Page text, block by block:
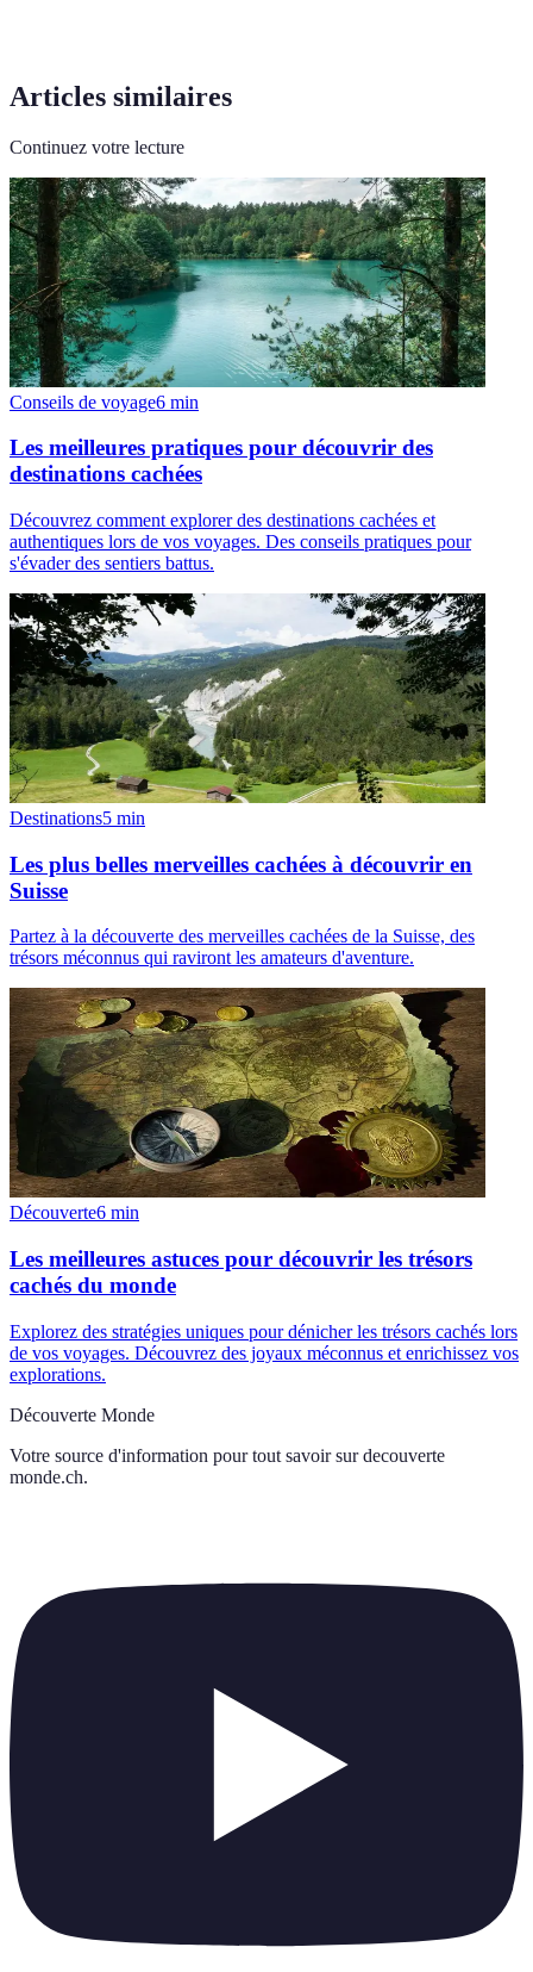
Articles similaires
Continuez votre lecture
Conseils de voyage6 min
Les meilleures pratiques pour découvrir des
destinations cachées
Découvrez comment explorer des destinations cachées et
authentiques lors de vos voyages. Des conseils pratiques pour
s'évader des sentiers battus.
Destinations5 min
Les plus belles merveilles cachées à découvrir en
Suisse
Partez à la découverte des merveilles cachées de la Suisse, des
trésors méconnus qui raviront les amateurs d'aventure.
Découverte6 min
Les meilleures astuces pour découvrir les trésors
cachés du monde
Explorez des stratégies uniques pour dénicher les trésors cachés lors
de vos voyages. Découvrez des joyaux méconnus et enrichissez vos
explorations.
Découverte Monde
Votre source d'information pour tout savoir sur decouverte
monde.ch.